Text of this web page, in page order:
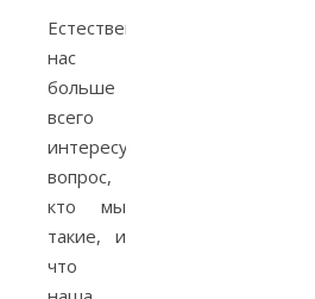
Естественно,
нас
больше
всего
интересует
вопрос,
кто мы
такие, и
что